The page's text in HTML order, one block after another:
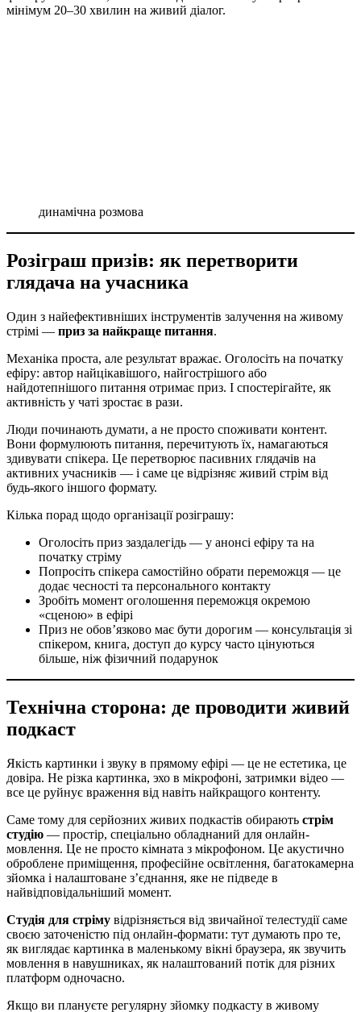
мінімум 20–30 хвилин на живий діалог.
динамічна розмова
Розіграш призів: як перетворити
глядача на учасника
Один з найефективніших інструментів залучення на живому
стрімі — приз за найкраще питання.
Механіка проста, але результат вражає. Оголосіть на початку
ефіру: автор найцікавішого, найгострішого або
найдотепнішого питання отримає приз. І спостерігайте, як
активність у чаті зростає в рази.
Люди починають думати, а не просто споживати контент.
Вони формулюють питання, перечитують їх, намагаються
здивувати спікера. Це перетворює пасивних глядачів на
активних учасників — і саме це відрізняє живий стрім від
будь-якого іншого формату.
Кілька порад щодо організації розіграшу:
Оголосіть приз заздалегідь — у анонсі ефіру та на
початку стріму
Попросіть спікера самостійно обрати переможця — це
додає чесності та персонального контакту
Зробіть момент оголошення переможця окремою
«сценою» в ефірі
Приз не обов’язково має бути дорогим — консультація зі
спікером, книга, доступ до курсу часто цінуються
більше, ніж фізичний подарунок
Технічна сторона: де проводити живий
подкаст
Якість картинки і звуку в прямому ефірі — це не естетика, це
довіра. Не різка картинка, эхо в мікрофоні, затримки відео —
все це руйнує враження від навіть найкращого контенту.
Саме тому для серйозних живих подкастів обирають стрім
студію — простір, спеціально обладнаний для онлайн-
мовлення. Це не просто кімната з мікрофоном. Це акустично
оброблене приміщення, професійне освітлення, багатокамерна
зйомка і налаштоване з’єднання, яке не підведе в
найвідповідальніший момент.
Студія для стріму відрізняється від звичайної телестудії саме
своєю заточеністю під онлайн-формати: тут думають про те,
як виглядає картинка в маленькому вікні браузера, як звучить
мовлення в навушниках, як налаштований потік для різних
платформ одночасно.
Якщо ви плануєте регулярну зйомку подкасту в живому